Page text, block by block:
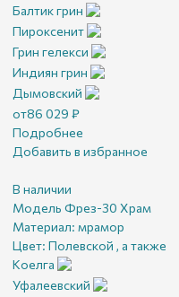
Балтик грин
Пироксенит
Грин гелекси
Индиян грин
Дымовский
от86 029 ₽
Подробнее
Добавить в избранное
В наличии
Модель Фрез-30 Храм
Материал: мрамор
Цвет: Полевской , а также
Коелга
Уфалеевский